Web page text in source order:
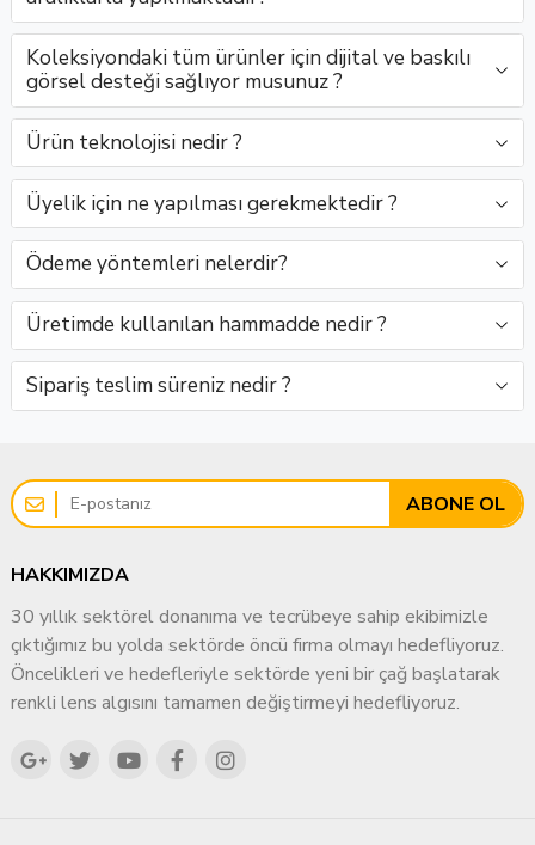
Toptan
Satış..
estetiğ..yeşil
tonla..
zarif
y..
ton..
tonu
i..
Koleksiyondaki tüm ürünler için dijital ve baskılı
görsel desteği sağlıyor musunuz ?
Ürün teknolojisi nedir ?
Üyelik için ne yapılması gerekmektedir ?
Ödeme yöntemleri nelerdir?
Üretimde kullanılan hammadde nedir ?
Sipariş teslim süreniz nedir ?
ABONE OL
HAKKIMIZDA
30 yıllık sektörel donanıma ve tecrübeye sahip ekibimizle
çıktığımız bu yolda sektörde öncü firma olmayı hedefliyoruz.
Öncelikleri ve hedefleriyle sektörde yeni bir çağ başlatarak
renkli lens algısını tamamen değiştirmeyi hedefliyoruz.